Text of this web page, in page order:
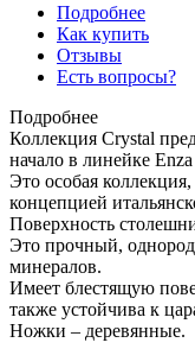
Подробнее
Как купить
Отзывы
Есть вопросы?
Подробнее
Коллекция Crystal
начало в линейке
Это особая
концепцией
Поверхность
Это прочный,
минералов.
Имеет блестящую
также устойчива к
Ножки – деревянные.